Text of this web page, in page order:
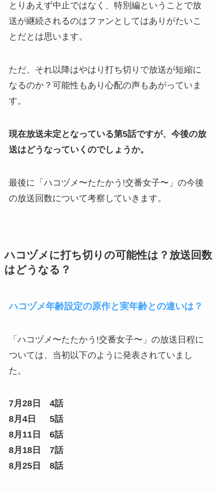
とりあえず中止ではなく、特別編ということで放
送が継続されるのはファンとしてはありがたいこ
とだとは思います。
ただ、それ以降はやはり打ち切りで放送が短縮に
なるのか？可能性もあり心配の声もあがっていま
す。
現在放送未定となっている第5話ですが、今後の放
送はどうなっていくのでしょうか。
最後に「ハコヅメ〜たたかう!交番女子〜」の今後
の放送回数について考察していきます。
ハコヅメに打ち切りの可能性は？放送回数
はどうなる？
ハコヅメ年齢設定の原作と実年齢との違いは？
「ハコヅメ〜たたかう!交番女子〜」の放送日程に
ついては、当初以下のように発表されていまし
た。
7月28日 4話
8月4日 5話
8月11日 6話
8月18日 7話
8月25日 8話